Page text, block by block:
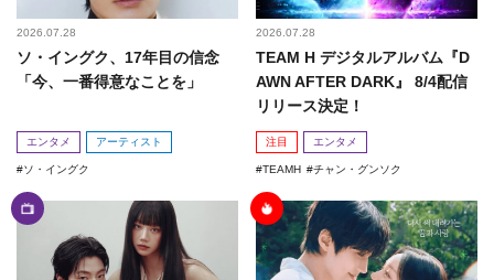
2026.07.28
ソ・イングク、17年目の信念
「今、一番得意なことを」
エンタメ アーティスト
ソ・イングク
2026.07.28
TEAM H デジタルアルバム『D
AWN AFTER DARK』 8/4配信
リリース決定！
注目 エンタメ
TEAMH チャン・グンソク